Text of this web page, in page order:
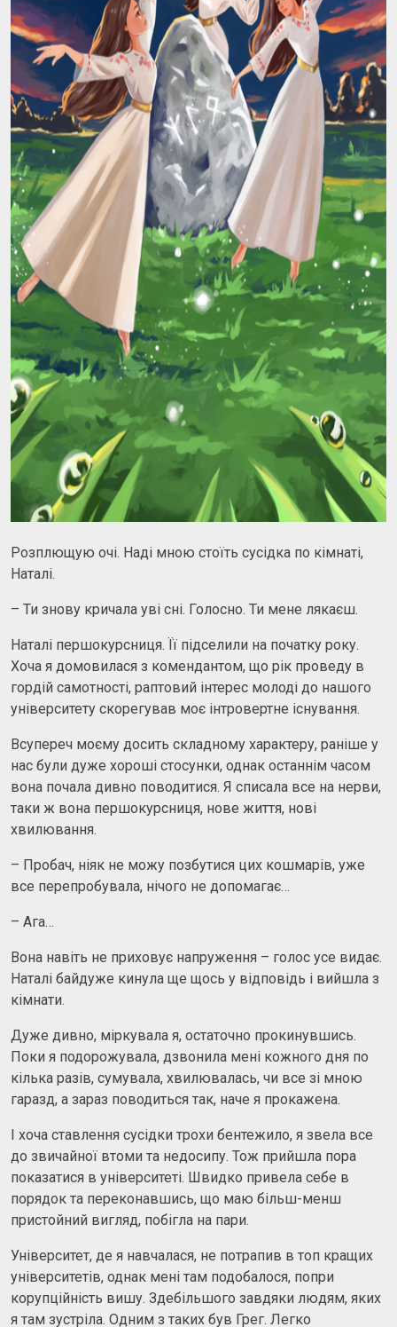
Розплющую очі. Наді мною стоїть сусідка по кімнаті,
Наталі.
– Ти знову кричала уві сні. Голосно. Ти мене лякаєш.
Наталі першокурсниця. Її підселили на початку року.
Хоча я домовилася з комендантом, що рік проведу в
гордій самотності, раптовий інтерес молоді до нашого
університету скорегував моє інтровертне існування.
Всупереч моєму досить складному характеру, раніше у
нас були дуже хороші стосунки, однак останнім часом
вона почала дивно поводитися. Я списала все на нерви,
таки ж вона першокурсниця, нове життя, нові
хвилювання.
– Пробач, ніяк не можу позбутися цих кошмарів, уже
все перепробувала, нічого не допомагає…
– Ага…
Вона навіть не приховує напруження – голос усе видає.
Наталі байдуже кинула ще щось у відповідь і вийшла з
кімнати.
Дуже дивно, міркувала я, остаточно прокинувшись.
Поки я подорожувала, дзвонила мені кожного дня по
кілька разів, сумувала, хвилювалась, чи все зі мною
гаразд, а зараз поводиться так, наче я прокажена.
І хоча ставлення сусідки трохи бентежило, я звела все
до звичайної втоми та недосипу. Тож прийшла пора
показатися в університеті. Швидко привела себе в
порядок та переконавшись, що маю більш-менш
пристойний вигляд, побігла на пари.
Університет, де я навчалася, не потрапив в топ кращих
університетів, однак мені там подобалося, попри
корупційність вишу. Здебільшого завдяки людям, яких
я там зустріла. Одним з таких був Грег. Легко